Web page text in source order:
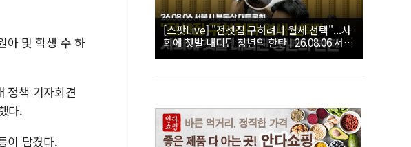
아 및 학생 수 하
정책 기자회견
다.
이 담겼다.
[스팟Live] "전셋집 구하려다 월세 선택"...사
회에 첫발 내디딘 청년의 한탄 | 26.08.06 서울
시 부동산 대토론회